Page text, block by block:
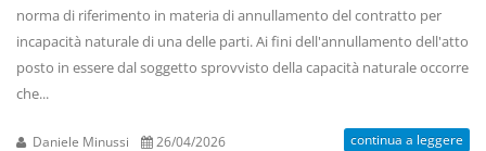
norma di riferimento in materia di annullamento del contratto per
incapacità naturale di una delle parti. Ai fini dell'annullamento dell'atto
posto in essere dal soggetto sprovvisto della capacità naturale occorre
che...
Daniele Minussi 26/04/2026 continua a leggere